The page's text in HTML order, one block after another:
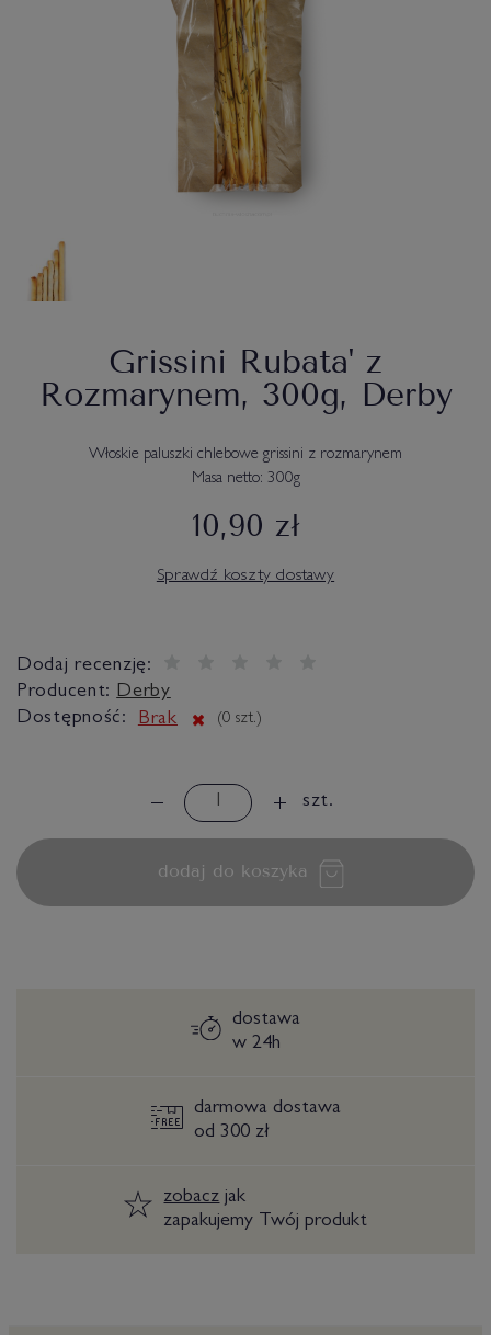
Grissini Rubata' z
Rozmarynem, 300g, Derby
Włoskie paluszki chlebowe grissini z rozmarynem
Masa netto: 300g
10,90 zł
Sprawdź koszty dostawy
Dodaj recenzję:
Producent: Derby
Dostępność:
Brak (0 szt.)
szt.
dodaj do koszyka
dostawa
w 24h
darmowa dostawa
od 300 zł
zobaczjak
zapakujemy Twój produkt